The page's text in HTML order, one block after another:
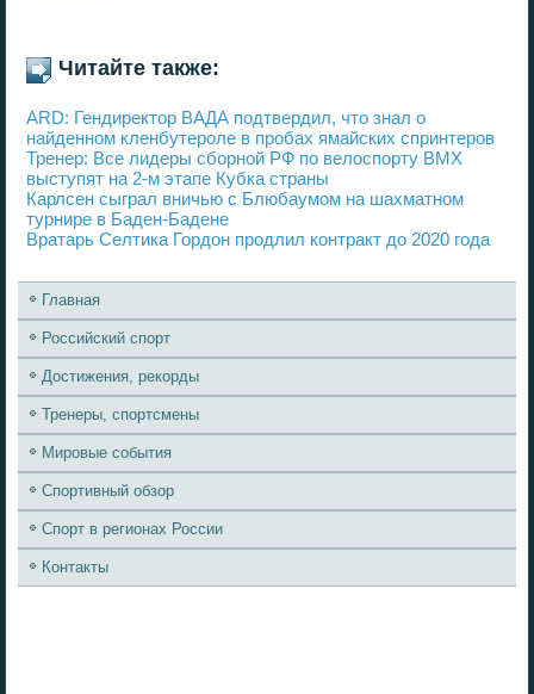
Читайте также:
ARD: Гендиректор ВАДА подтвердил, что знал о
найденном кленбутероле в пробах ямайских спринтеров
Тренер: Все лидеры сборной РФ по велоспорту ВМХ
выступят на 2-м этапе Кубка страны
Карлсен сыграл вничью с Блюбаумом на шахматном
турнире в Баден-Бадене
Вратарь Селтика Гордон продлил контракт до 2020 года
Главная
Российский спорт
Достижения, рекорды
Тренеры, спортсмены
Мировые события
Спортивный обзор
Спорт в регионах России
Контакты